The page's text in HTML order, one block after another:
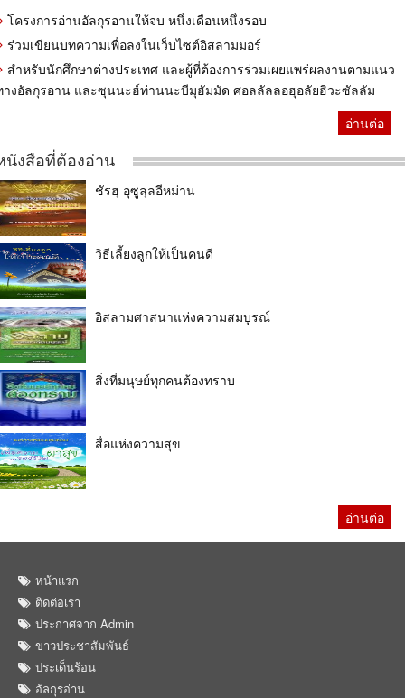
โครงการอ่านอัลกุรอานให้จบ หนึ่งเดือนหนึ่งรอบ
ร่วมเขียนบทความเพื่อลงในเว็บไซต์อิสลามมอร์
สำหรับนักศึกษาต่างประเทศ และผู้ที่ต้องการร่วมเผยแพร่ผลงานตามแนว
างอัลกุรอาน และซุนนะฮ์ท่านนะบีมุฮัมมัด ศอลลัลลอฮุอลัยฮิวะซัลลัม
อ่านต่อ
นังสือที่ต้องอ่าน
ชัรฮุ อุซูลุลอีหม่าน
วิธีเลี้ยงลูกให้เป็นคนดี
อิสลามศาสนาแห่งความสมบูรณ์
สิ่งที่มนุษย์ทุกคนต้องทราบ
สื่อแห่งความสุข
อ่านต่อ
หน้าแรก
ติดต่อเรา
ประกาศจาก Admin
ข่าวประชาสัมพันธ์
ประเด็นร้อน
อัลกุรอ่าน